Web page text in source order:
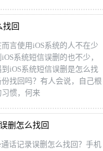
回
言使用iOS系统的人不在少
系统短信误删的也不少，
iOS系统短信误删是怎么找
份找回吗？有人会说，自己根
惯，何来
删怎么找回
通话记录误删怎么找回？手机